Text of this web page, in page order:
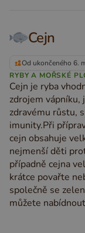
Cejn
Od ukončeného 6.
RYBY A MOŘSKÉ
Cejn je ryba
zdrojem
zdravému růstu,
imunity.Při
cejn obsahuje
nejmenší děti
případně cejna
krátce povařte
společně se
můžete